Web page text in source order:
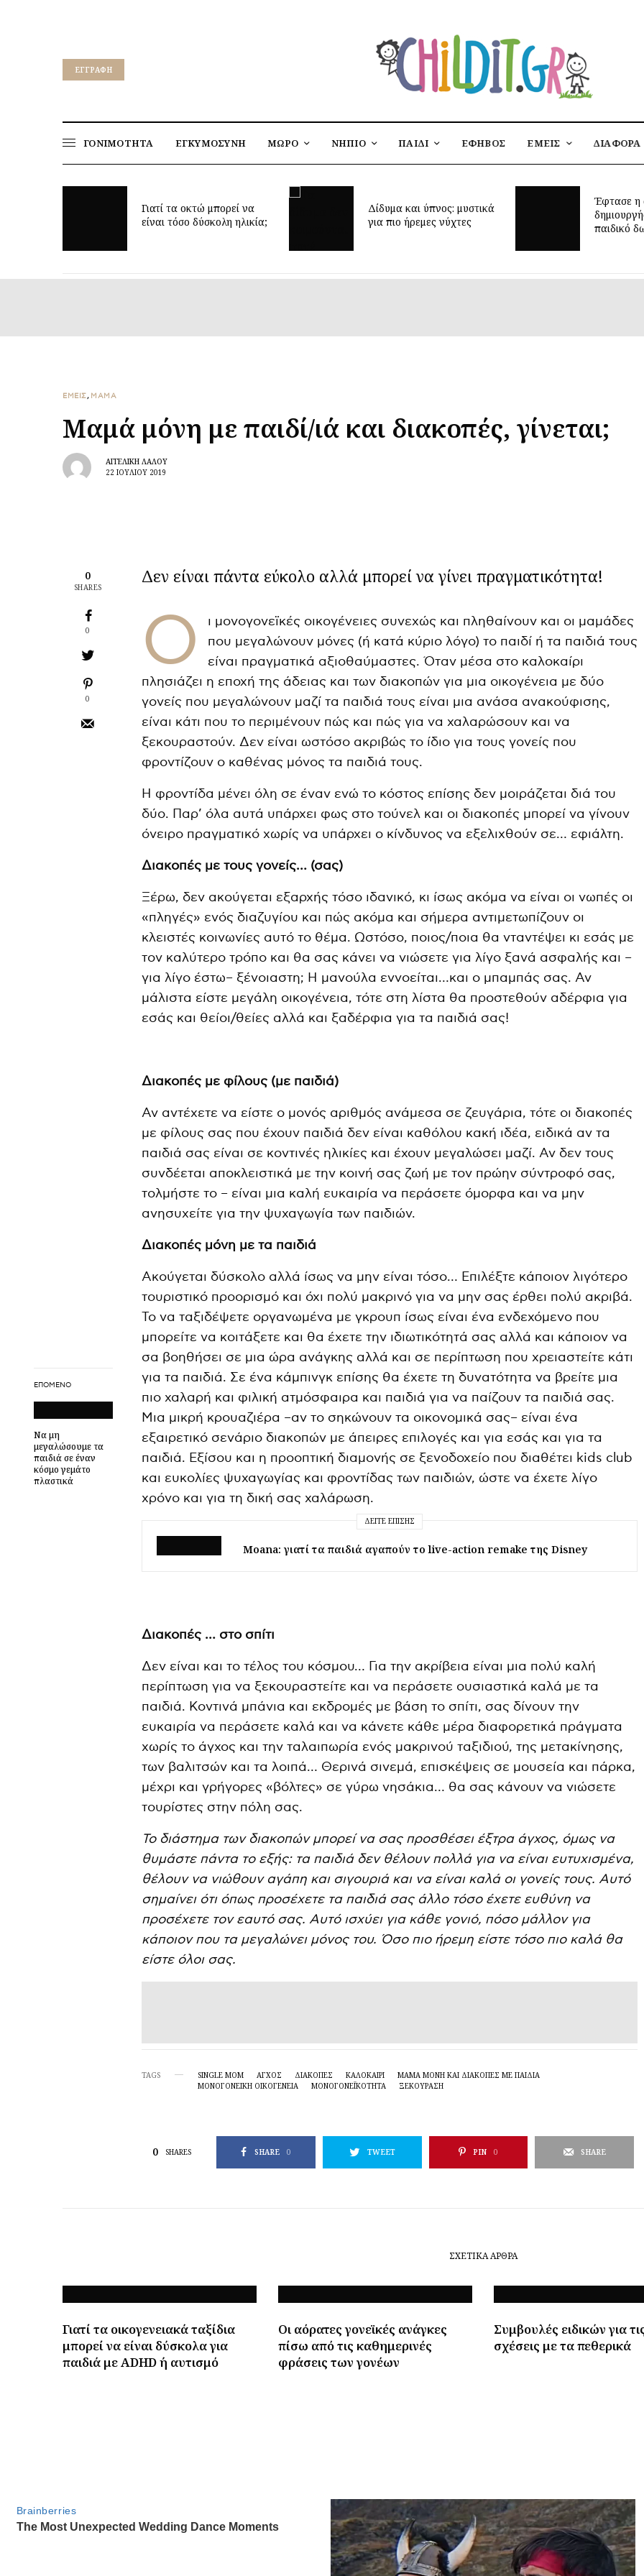
EΓΓΡΑΦΉ
ΓΟΝΙΜΟΤΗΤΑ ΕΓΚΥΜΟΣΥΝΗ ΜΩΡΟ ΝΗΠΙΟ ΠΑΙΔΙ ΕΦΗΒΟΣ ΕΜΕΙΣ ΔΙΑΦΟΡΑ
Γιατί τα οκτώ μπορεί να
είναι τόσο δύσκολη ηλικία;
Δίδυμα και ύπνος: μυστικά
για πιο ήρεμες νύχτες
Έφτασε η
παιδικό
ΕΜΕΙΣ, ΜΑΜΑ
Μαμά μόνη με παιδί/ιά και διακοπές, γίνεται;
ΑΓΓΕΛΙΚΉ ΛΆΛΟΥ
22 ΙΟΥΛΊΟΥ 2019
0
SHARES
0
0
ΕΠΌΜΕΝΟ
Να μη
μεγαλώσουμε τα
παιδιά σε έναν
κόσμο γεμάτο
πλαστικά
Δεν είναι πάντα εύκολο αλλά μπορεί να γίνει πραγματικότητα!
Ο
ι μονογονεϊκές οικογένειες συνεχώς και πληθαίνουν και οι μαμάδες
που μεγαλώνουν μόνες (ή κατά κύριο λόγο) το παιδί ή τα παιδιά τους
είναι πραγματικά αξιοθαύμαστες. Όταν μέσα στο καλοκαίρι
πλησιάζει η εποχή της άδειας και των διακοπών για μια οικογένεια με δύο
γονείς που μεγαλώνουν μαζί τα παιδιά τους είναι μια ανάσα ανακούφισης,
είναι κάτι που το περιμένουν πώς και πώς για να χαλαρώσουν και να
ξεκουραστούν. Δεν είναι ωστόσο ακριβώς το ίδιο για τους γονείς που
φροντίζουν ο καθένας μόνος τα παιδιά τους.
Η φροντίδα μένει όλη σε έναν ενώ το κόστος επίσης δεν μοιράζεται διά του
δύο. Παρ’ όλα αυτά υπάρχει φως στο τούνελ και οι διακοπές μπορεί να γίνουν
όνειρο πραγματικό χωρίς να υπάρχει ο κίνδυνος να εξελιχθούν σε… εφιάλτη.
Διακοπές με τους γονείς… (σας)
Ξέρω, δεν ακούγεται εξαρχής τόσο ιδανικό, κι ίσως ακόμα να είναι οι νωπές οι
«πληγές» ενός διαζυγίου και πώς ακόμα και σήμερα αντιμετωπίζουν οι
κλειστές κοινωνίες αυτό το θέμα. Ωστόσο, ποιος/ποια θα νταντέψει κι εσάς με
τον καλύτερο τρόπο και θα σας κάνει να νιώσετε για λίγο ξανά ασφαλής και –
για λίγο έστω– ξένοιαστη; Η μανούλα εννοείται…και ο μπαμπάς σας. Αν
μάλιστα είστε μεγάλη οικογένεια, τότε στη λίστα θα προστεθούν αδέρφια για
εσάς και θείοι/θείες αλλά και ξαδέρφια για τα παιδιά σας!
Διακοπές με φίλους (με παιδιά)
Αν αντέχετε να είστε ο μονός αριθμός ανάμεσα σε ζευγάρια, τότε οι διακοπές
με φίλους σας που έχουν παιδιά δεν είναι καθόλου κακή ιδέα, ειδικά αν τα
παιδιά σας είναι σε κοντινές ηλικίες και έχουν μεγαλώσει μαζί. Αν δεν τους
συνδέεται αποκλειστικά με την κοινή σας ζωή με τον πρώην σύντροφό σας,
τολμήστε το – είναι μια καλή ευκαιρία να περάσετε όμορφα και να μην
ανησυχείτε για την ψυχαγωγία των παιδιών.
Διακοπές μόνη με τα παιδιά
Ακούγεται δύσκολο αλλά ίσως να μην είναι τόσο… Επιλέξτε κάποιον λιγότερο
τουριστικό προορισμό και όχι πολύ μακρινό για να μην σας έρθει πολύ ακριβά.
Το να ταξιδέψετε οργανωμένα με γκρουπ ίσως είναι ένα ενδεχόμενο που
μπορείτε να κοιτάξετε και θα έχετε την ιδιωτικότητά σας αλλά και κάποιον να
σα βοηθήσει σε μια ώρα ανάγκης αλλά και σε περίπτωση που χρειαστείτε κάτι
για τα παιδιά. Σε ένα κάμπινγκ επίσης θα έχετε τη δυνατότητα να βρείτε μια
πιο χαλαρή και φιλική ατμόσφαιρα και παιδιά για να παίζουν τα παιδιά σας.
Μια μικρή κρουαζιέρα –αν το σηκώνουν τα οικονομικά σας– είναι ένα
εξαιρετικό σενάριο διακοπών με άπειρες επιλογές και για εσάς και για τα
παιδιά. Εξίσου και η προοπτική διαμονής σε ξενοδοχείο που διαθέτει kids club
και ευκολίες ψυχαγωγίας και φροντίδας των παιδιών, ώστε να έχετε λίγο
χρόνο και για τη δική σας χαλάρωση.
ΔΕΊΤΕ ΕΠΊΣΗΣ
Moana: γιατί τα παιδιά αγαπούν το live-action remake της Disney
Διακοπές … στο σπίτι
Δεν είναι και το τέλος του κόσμου… Για την ακρίβεια είναι μια πολύ καλή
περίπτωση για να ξεκουραστείτε και να περάσετε ουσιαστικά καλά με τα
παιδιά. Κοντινά μπάνια και εκδρομές με βάση το σπίτι, σας δίνουν την
ευκαιρία να περάσετε καλά και να κάνετε κάθε μέρα διαφορετικά πράγματα
χωρίς το άγχος και την ταλαιπωρία ενός μακρινού ταξιδιού, της μετακίνησης,
των βαλιτσών και τα λοιπά… Θερινά σινεμά, επισκέψεις σε μουσεία και πάρκα,
μέχρι και γρήγορες «βόλτες» σε γύρω νησάκια… θα σας κάνουν να νιώσετε
τουρίστες στην πόλη σας.
Το διάστημα των διακοπών μπορεί να σας προσθέσει έξτρα άγχος, όμως να
θυμάστε πάντα το εξής: τα παιδιά δεν θέλουν πολλά για να είναι ευτυχισμένα,
θέλουν να νιώθουν αγάπη και σιγουριά και να είναι καλά οι γονείς τους. Αυτό
σημαίνει ότι όπως προσέχετε τα παιδιά σας άλλο τόσο έχετε ευθύνη να
προσέχετε τον εαυτό σας. Αυτό ισχύει για κάθε γονιό, πόσο μάλλον για
κάποιον που τα μεγαλώνει μόνος του. Όσο πιο ήρεμη είστε τόσο πιο καλά θα
είστε όλοι σας.
TAGS SINGLE MOM ΑΓΧΟΣ ΔΙΑΚΟΠΕΣ ΚΑΛΟΚΑΙΡΙ
ΜΑΜΆ ΜΌΝΗ ΚΑΙ ΔΙΑΚΟΠΈΣ ΜΕ ΠΑΙΔΙΆ
ΜΟΝΟΓΟΝΕΙΚΗ ΟΙΚΟΓΈΝΕΙΑ
ΜΟΝΟΓΟΝΕΪΚΌΤΗΤΑ ΞΕΚΟΥΡΑΣΗ
0 SHARES SHARE 0 TWEET PIN 0 SHARE
ΣΧΕΤΙΚΆ ΆΡΘΡΑ
Γιατί τα οικογενειακά ταξίδια
μπορεί να είναι δύσκολα για
παιδιά με ADHD ή αυτισμό
Οι αόρατες γονεϊκές ανάγκες
πίσω από τις καθημερινές
φράσεις των γονέων
Συμβουλές ειδικών για
σχέσεις με τα πεθερικά